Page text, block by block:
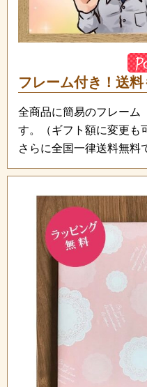
フレーム付き！送料
全商品に簡易のフレーム
す。（ギフト額に変更も
さらに全国一律送料無料